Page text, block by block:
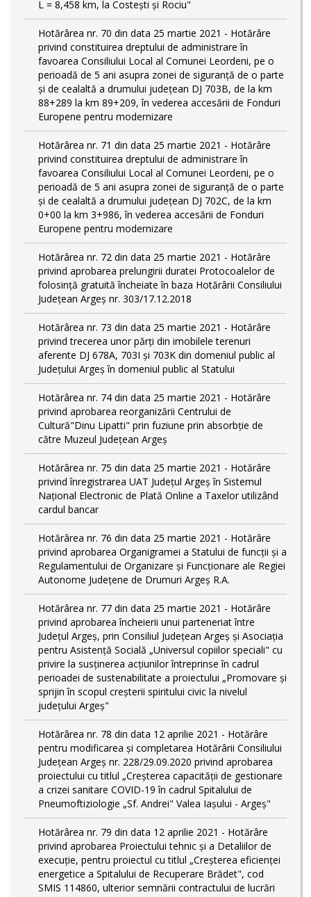
L = 8,458 km, la Costeşti şi Rociu"
Hotărârea nr. 70 din data 25 martie 2021 - Hotărâre
privind constituirea dreptului de administrare în
favoarea Consiliului Local al Comunei Leordeni, pe o
perioadă de 5 ani asupra zonei de siguranță de o parte
și de cealaltă a drumului județean DJ 703B, de la km
88+289 la km 89+209, în vederea accesării de Fonduri
Europene pentru modernizare
Hotărârea nr. 71 din data 25 martie 2021 - Hotărâre
privind constituirea dreptului de administrare în
favoarea Consiliului Local al Comunei Leordeni, pe o
perioadă de 5 ani asupra zonei de siguranță de o parte
și de cealaltă a drumului județean DJ 702C, de la km
0+00 la km 3+986, în vederea accesării de Fonduri
Europene pentru modernizare
Hotărârea nr. 72 din data 25 martie 2021 - Hotărâre
privind aprobarea prelungirii duratei Protocoalelor de
folosință gratuită încheiate în baza Hotărârii Consiliului
Județean Argeș nr. 303/17.12.2018
Hotărârea nr. 73 din data 25 martie 2021 - Hotărâre
privind trecerea unor părţi din imobilele terenuri
aferente DJ 678A, 703I şi 703K din domeniul public al
Judeţului Argeş în domeniul public al Statului
Hotărârea nr. 74 din data 25 martie 2021 - Hotărâre
privind aprobarea reorganizării Centrului de
Cultură"Dinu Lipatti" prin fuziune prin absorbție de
către Muzeul Județean Argeș
Hotărârea nr. 75 din data 25 martie 2021 - Hotărâre
privind înregistrarea UAT Judeţul Argeş în Sistemul
Naţional Electronic de Plată Online a Taxelor utilizând
cardul bancar
Hotărârea nr. 76 din data 25 martie 2021 - Hotărâre
privind aprobarea Organigramei a Statului de funcţii și a
Regulamentului de Organizare și Funcționare ale Regiei
Autonome Județene de Drumuri Argeş R.A.
Hotărârea nr. 77 din data 25 martie 2021 - Hotărâre
privind aprobarea încheierii unui parteneriat între
Județul Argeș, prin Consiliul Județean Argeș și Asociația
pentru Asistență Socială „Universul copiilor speciali" cu
privire la susținerea acțiunilor întreprinse în cadrul
perioadei de sustenabilitate a proiectului „Promovare și
sprijin în scopul creșterii spiritului civic la nivelul
județului Argeș"
Hotărârea nr. 78 din data 12 aprilie 2021 - Hotărâre
pentru modificarea și completarea Hotărârii Consiliului
Județean Argeș nr. 228/29.09.2020 privind aprobarea
proiectului cu titlul „Creșterea capacității de gestionare
a crizei sanitare COVID-19 în cadrul Spitalului de
Pneumoftiziologie „Sf. Andrei" Valea Iașului - Argeș"
Hotărârea nr. 79 din data 12 aprilie 2021 - Hotărâre
privind aprobarea Proiectului tehnic şi a Detaliilor de
execuție, pentru proiectul cu titlul „Creşterea eficienţei
energetice a Spitalului de Recuperare Brădet", cod
SMIS 114860, ulterior semnării contractului de lucrări